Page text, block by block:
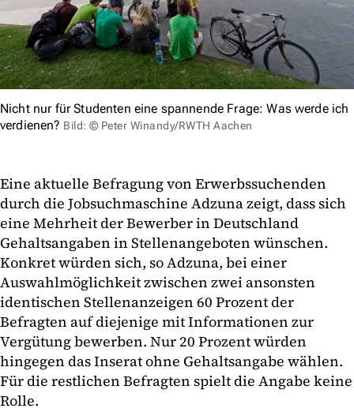
Nicht nur für Studenten eine spannende Frage: Was werde ich
verdienen? Bild: © Peter Winandy/RWTH Aachen
Eine aktuelle Befragung von Erwerbssuchenden
durch die Jobsuchmaschine Adzuna zeigt, dass sich
eine Mehrheit der Bewerber in Deutschland
Gehaltsangaben in Stellenangeboten wünschen.
Konkret würden sich, so Adzuna, bei einer
Auswahlmöglichkeit zwischen zwei ansonsten
identischen Stellenanzeigen 60 Prozent der
Befragten auf diejenige mit Informationen zur
Vergütung bewerben. Nur 20 Prozent würden
hingegen das Inserat ohne Gehaltsangabe wählen.
Für die restlichen Befragten spielt die Angabe keine
Rolle.